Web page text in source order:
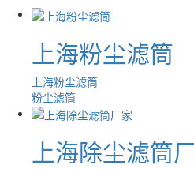
上海粉尘滤筒
上海粉尘滤筒
粉尘滤筒
上海除尘滤筒